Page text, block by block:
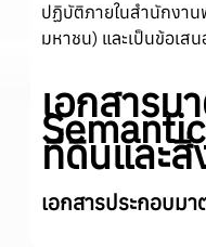
ปฏิบัติภายในสำนักงา
มหาชน) และเป็นข้อเส
เอกสารม
ที่ดินและสิ่
เอกสารประกอบมา